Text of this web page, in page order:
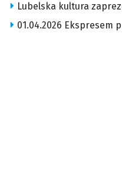
Lubelska kultura
01.04.2026 Ekspresem